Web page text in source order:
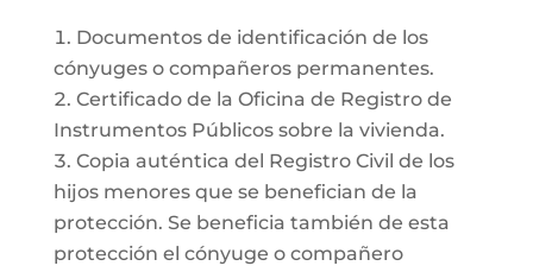
Documentos de identificación de los
cónyuges o compañeros permanentes.
Certificado de la Oficina de Registro de
Instrumentos Públicos sobre la vivienda.
Copia auténtica del Registro Civil de los
hijos menores que se benefician de la
protección. Se beneficia también de esta
protección el cónyuge o compañero